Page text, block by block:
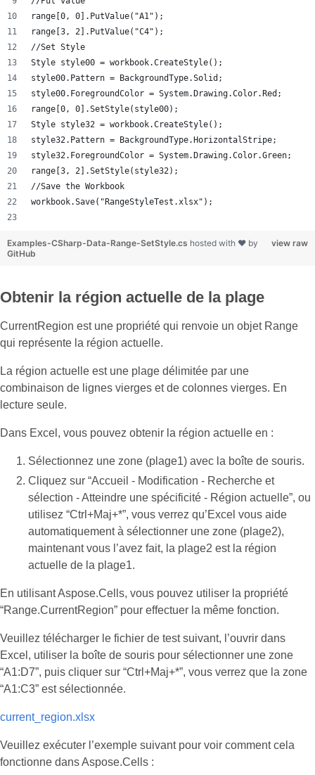
range[0, 0].PutValue("A1");
range[3, 2].PutValue("C4");
//Set Style
Style style00 = workbook.CreateStyle();
style00.Pattern = BackgroundType.Solid;
style00.ForegroundColor = System.Drawing.Color.Red;
range[0, 0].SetStyle(style00);
Style style32 = workbook.CreateStyle();
style32.Pattern = BackgroundType.HorizontalStripe;
style32.ForegroundColor = System.Drawing.Color.Green;
range[3, 2].SetStyle(style32);
//Save the Workbook
workbook.Save("RangeStyleTest.xlsx");
view raw
Examples-CSharp-Data-Range-SetStyle.cs hosted with ❤ by
GitHub
Obtenir la région actuelle de la plage
CurrentRegion est une propriété qui renvoie un objet Range
qui représente la région actuelle.
La région actuelle est une plage délimitée par une
combinaison de lignes vierges et de colonnes vierges. En
lecture seule.
Dans Excel, vous pouvez obtenir la région actuelle en :
Sélectionnez une zone (plage1) avec la boîte de souris.
Cliquez sur “Accueil - Modification - Recherche et
sélection - Atteindre une spécificité - Région actuelle”, ou
utilisez “Ctrl+Maj+*”, vous verrez qu’Excel vous aide
automatiquement à sélectionner une zone (plage2),
maintenant vous l’avez fait, la plage2 est la région
actuelle de la plage1.
En utilisant Aspose.Cells, vous pouvez utiliser la propriété
“Range.CurrentRegion” pour effectuer la même fonction.
Veuillez télécharger le fichier de test suivant, l’ouvrir dans
Excel, utiliser la boîte de souris pour sélectionner une zone
“A1:D7”, puis cliquer sur “Ctrl+Maj+*”, vous verrez que la zone
“A1:C3” est sélectionnée.
current_region.xlsx
Veuillez exécuter l’exemple suivant pour voir comment cela
fonctionne dans Aspose.Cells :